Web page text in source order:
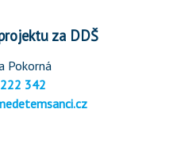
za DDŠ
Pokorná
342